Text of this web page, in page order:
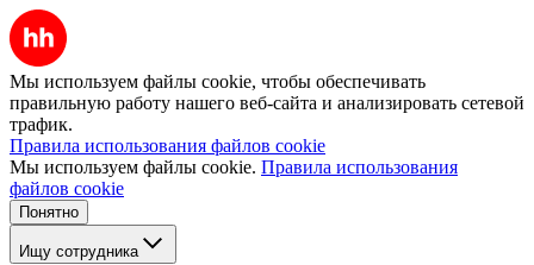
Мы используем файлы cookie, чтобы обеспечивать
правильную работу нашего веб-сайта и анализировать сетевой
трафик.
Правила использования файлов cookie
Мы используем файлы cookie. Правила использования
файлов cookie
Понятно
Ищу сотрудника